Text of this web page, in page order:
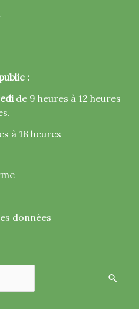
:
de 9 heures à 12 heures
à 18 heures
données